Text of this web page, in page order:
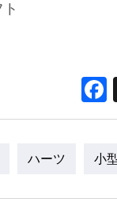
ハーツ 小